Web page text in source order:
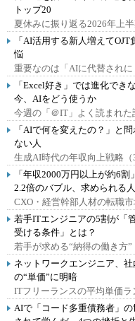
トップ20
夏休みに振り返る2026年上
「AI活用する新人増えて
悩
重要なのは「AIに代替されに
「Excel好き」では進化でき
今、AIをどう使うか
今週の「＠IT」よく読まれた
「AIで何を変えたの？」と
ない人
生成AI時代の年収向上戦略（
「年収2000万円以上が約6
2.2倍のバブル、求められる
CXO・経営幹部人材の転職市
若手ITエンジニアの5割が「
受ける条件」とは？
若手が求める“納得の働き方”
ネットワークエンジニア、
の“単価”に明暗
ITフリーランスの平均単価ラ
AIで「コード多重債務者」